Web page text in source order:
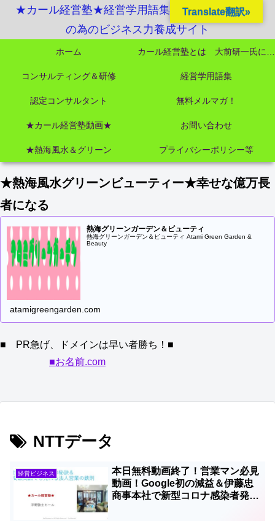
★カール経営塾★経営学用語集起業独立成功MBA
の為のビジネス力養成サイト
ホーム
コンサルティング＆研修 経営学用語集
認定コンサルタント 無料メルマガ！
★カール経営塾動画★ お問い合わせ
★熱海風水＆グリーン プライバシーポリシー等
★熱海風水グリーンビューティー★幸せな億万長
者になる
熱海グリーンガーデン＆ビューティ
熱海グリーンガーデン＆ビューティ Atami Green Garden &
Beauty
atamigreengarden.com
■ PR急げ、ドメインは早い者勝ち！■
■お名前.com
NTTデータ
経営ビジネス
本日無料動画終了！営業マン必見
動画！Google初の減益＆伊藤忠
商事本社で新型コロナ感染者発生
Translate翻訳»